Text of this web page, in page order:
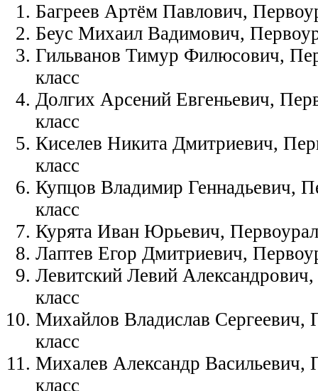
Багреев Артём Павлович,
Беус Михаил Вадимович,
Гильванов Тимур Филюсович,
класс
Долгих Арсений Евгеньевич,
класс
Киселев Никита Дмитриевич,
класс
Купцов Владимир Геннадьевич,
класс
Курята Иван Юрьевич,
Лаптев Егор Дмитриевич,
Левитский Левий
класс
Михайлов Владислав
класс
Михалев Александр
класс